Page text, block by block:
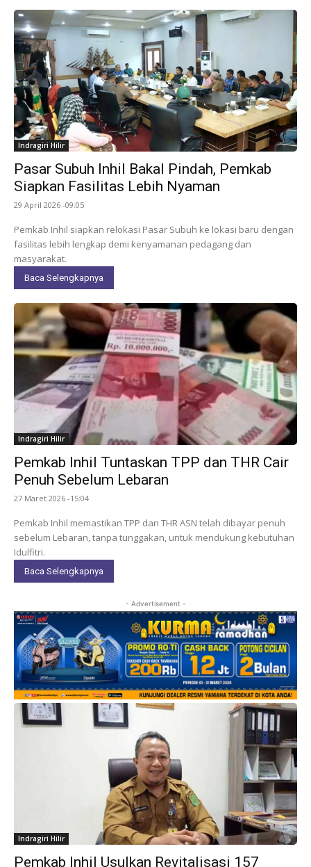
Indragiri Hilir
Pasar Subuh Inhil Bakal Pindah, Pemkab
Siapkan Fasilitas Lebih Nyaman
29 April 2026 -09:05
Pemkab Inhil siapkan relokasi Pasar Subuh ke lokasi baru dengan
fasilitas lebih lengkap demi kenyamanan pedagang dan
masyarakat.
Baca Selengkapnya
Indragiri Hilir
Pemkab Inhil Tuntaskan TPP dan THR Cair
Penuh Sebelum Lebaran
27 Maret 2026 -15:04
Pemkab Inhil memastikan TPP dan THR ASN telah dibayar penuh
sebelum Lebaran, tanpa tunggakan, untuk mendukung kebutuhan
Idulfitri.
Baca Selengkapnya
- Advertisement -
Indragiri Hilir
Pemkab Inhil Usulkan Revitalisasi 157